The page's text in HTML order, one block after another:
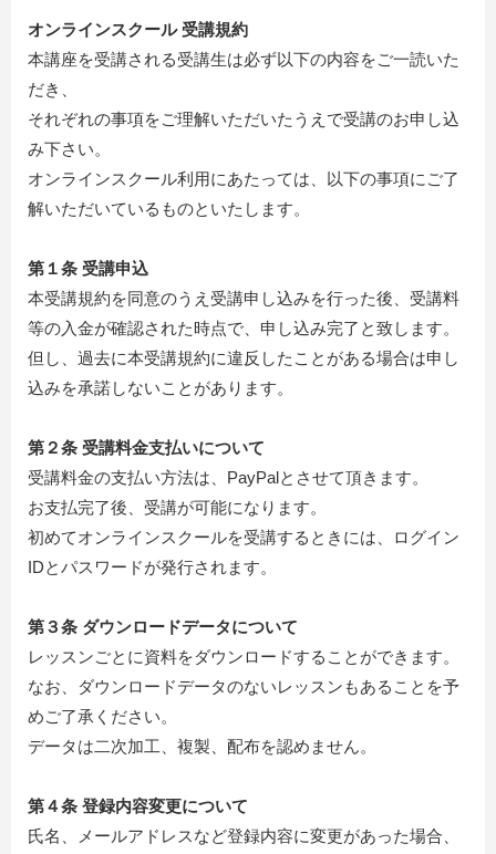
オンラインスクール 受講規約
本講座を受講される受講生は必ず以下の内容をご一読いた
だき、
それぞれの事項をご理解いただいたうえで受講のお申し込
み下さい。
オンラインスクール利用にあたっては、以下の事項にご了
解いただいているものといたします。
第１条 受講申込
本受講規約を同意のうえ受講申し込みを行った後、受講料
等の入金が確認された時点で、申し込み完了と致します。
但し、過去に本受講規約に違反したことがある場合は申し
込みを承諾しないことがあります。
第２条 受講料金支払いについて
受講料金の支払い方法は、PayPalとさせて頂きます。
お支払完了後、受講が可能になります。
初めてオンラインスクールを受講するときには、ログイン
IDとパスワードが発行されます。
第３条 ダウンロードデータについて
レッスンごとに資料をダウンロードすることができます。
なお、ダウンロードデータのないレッスンもあることを予
めご了承ください。
データは二次加工、複製、配布を認めません。
第４条 登録内容変更について
氏名、メールアドレスなど登録内容に変更があった場合、